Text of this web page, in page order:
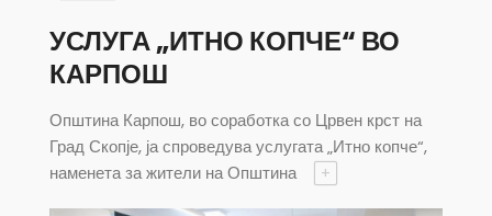
УСЛУГА „ИТНО КОПЧЕ“ ВО
КАРПОШ
Општина Карпош, во соработка со Црвен крст на
Град Скопје, ја спроведува услугата „Итно копче“,
наменета за жители на Општина
+